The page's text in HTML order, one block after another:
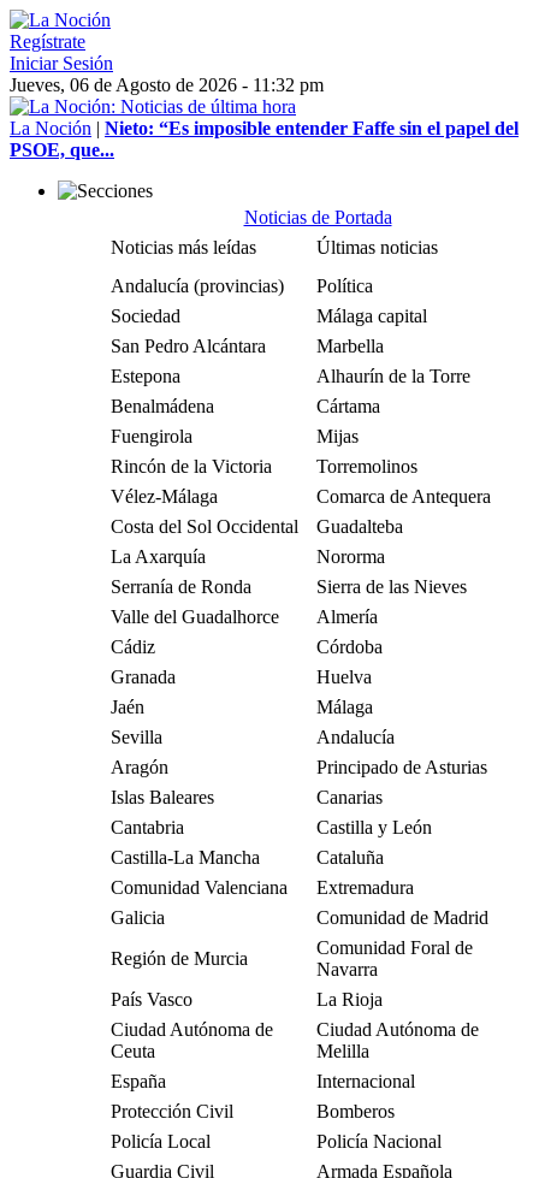
Regístrate
Iniciar Sesión
Jueves, 06 de Agosto de 2026 - 11:32 pm
La Noción | Nieto: “Es imposible entender Faffe sin el papel del
PSOE, que...
Noticias de Portada
Noticias más leídas
Últimas noticias
Andalucía (provincias)
Política
Sociedad
Málaga capital
San Pedro Alcántara
Marbella
Estepona
Alhaurín de la Torre
Benalmádena
Cártama
Fuengirola
Mijas
Rincón de la Victoria
Torremolinos
Vélez-Málaga
Comarca de Antequera
Costa del Sol Occidental
Guadalteba
La Axarquía
Nororma
Serranía de Ronda
Sierra de las Nieves
Valle del Guadalhorce
Almería
Cádiz
Córdoba
Granada
Huelva
Jaén
Málaga
Sevilla
Andalucía
Aragón
Principado de Asturias
Islas Baleares
Canarias
Cantabria
Castilla y León
Castilla-La Mancha
Cataluña
Comunidad Valenciana
Extremadura
Galicia
Comunidad de Madrid
Región de Murcia
Comunidad Foral de
Navarra
País Vasco
La Rioja
Ciudad Autónoma de
Ceuta
Ciudad Autónoma de
Melilla
España
Internacional
Protección Civil
Bomberos
Policía Local
Policía Nacional
Guardia Civil
Armada Española